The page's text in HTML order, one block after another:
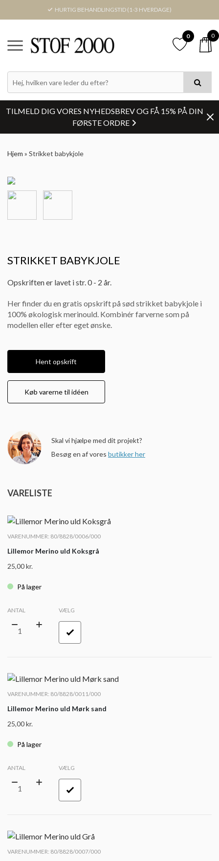
HURTIG BEHANDLINGSTID (1-3 HVERDAGE)
0 0
TILMELD DIG VORES NYHEDSBREV OG FÅ 15% PÅ DIN
FØRSTE ORDRE
Hjem » Strikket babykjole
STRIKKET BABYKJOLE
Opskriften er lavet i str. 0 - 2 år.
Her finder du en gratis opskrift på sød strikket babykjole i
100% økologisk merinould. Kombinér farverne som på
modellen eller efter eget ønske.
Hent opskrift
Køb varerne til idéen
Skal vi hjælpe med dit projekt?
Besøg en af vores butikker her
VARELISTE
VARENUMMER: 80/8828/0006/000
Lillemor Merino uld Koksgrå
25,00kr.
På lager
ANTAL VÆLG
VARENUMMER: 80/8828/0011/000
Lillemor Merino uld Mørk sand
25,00kr.
På lager
ANTAL VÆLG
VARENUMMER: 80/8828/0007/000